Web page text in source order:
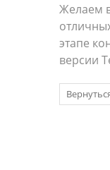
Желаем
этапе
версии